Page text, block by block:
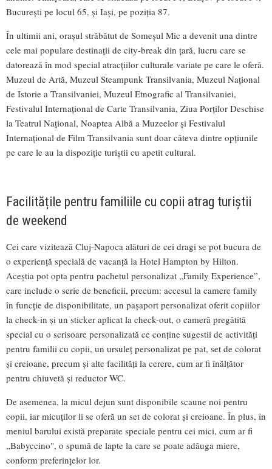
București pe locul 65, și Iași, pe poziția 87.
În ultimii ani, orașul străbătut de Someșul Mic a devenit una dintre
cele mai populare destinații de city-break din țară, lucru care se
datorează în mod special atracțiilor culturale variate pe care le oferă.
Muzeul de Artă, Muzeul Steampunk Transilvania, Muzeul Național
de Istorie a Transilvaniei, Muzeul Etnografic al Transilvaniei,
Festivalul Internațional de Carte Transilvania, Ziua Porților Deschise
la Teatrul Național, Noaptea Albă a Muzeelor și Festivalul
Internațional de Film Transilvania sunt doar câteva dintre opțiunile
pe care le au la dispoziție turiștii cu apetit cultural.
Facilitățile pentru familiile cu copii atrag turiștii
de weekend
Cei care vizitează Cluj-Napoca alături de cei dragi se pot bucura de
o experiență specială de vacanță la Hotel Hampton by Hilton.
Aceștia pot opta pentru pachetul personalizat „Family Experience”,
care include o serie de beneficii, precum: accesul la camere family
în funcție de disponibilitate, un pașaport personalizat oferit copiilor
la check-in și un sticker aplicat la check-out, o cameră pregătită
special cu o scrisoare personalizată ce conține sugestii de activități
pentru familii cu copii, un ursuleț personalizat pe pat, set de colorat
și creioane, precum și alte facilități la cerere, cum ar fi înălțător
pentru chiuvetă și reductor WC.
De asemenea, la micul dejun sunt disponibile scaune noi pentru
copii, iar micuților li se oferă un set de colorat și creioane. În plus, în
meniul barului există preparate speciale pentru cei mici, cum ar fi
„Babyccino", o spumă de lapte la care se poate adăuga miere,
conform preferințelor lor.